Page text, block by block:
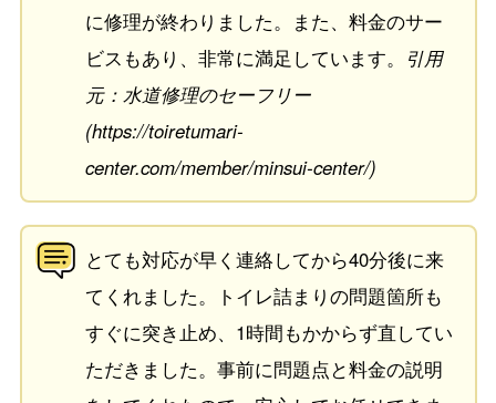
に修理が終わりました。また、料金のサー
ビスもあり、非常に満足しています。 引用
元：水道修理のセーフリー
(https://toiretumari-
center.com/member/minsui-center/)
とても対応が早く連絡してから40分後に来
てくれました。トイレ詰まりの問題箇所も
すぐに突き止め、1時間もかからず直してい
ただきました。事前に問題点と料金の説明